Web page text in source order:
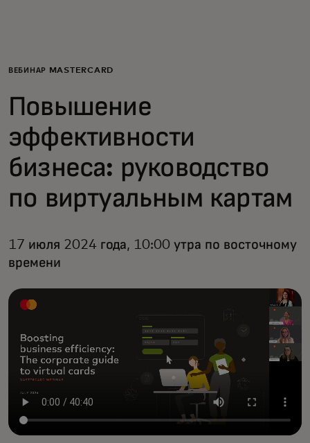
Для бизнеса
Для всего мира
Для новаторов
Новости и тренды
ВЕБИНАР MASTERCARD
Повышение
эффективности
бизнеса: руководство
по виртуальным картам
17 июля 2024 года, 10:00 утра по восточному
времени